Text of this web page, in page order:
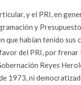
y el PRI, en
y
que habían tenido
del PRI, por
Reyes
1973, ni